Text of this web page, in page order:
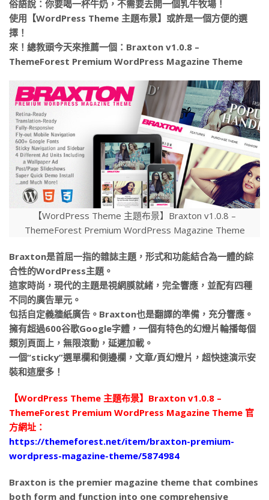
俗語說：你要喝一杯牛奶，不需要去開一個乳牛牧場！
使用【WordPress Theme 主題布景】或許是一個方便的選
擇！
來！總教頭今天來推薦一個：Braxton v1.0.8 –
ThemeForest Premium WordPress Magazine Theme
【WordPress Theme 主題布景】Braxton v1.0.8 –
ThemeForest Premium WordPress Magazine Theme
Braxton是首屈一指的雜誌主題，形式和功能結合為一體的綜
合性的WordPress主題。
這家時尚，現代的主題是視網膜就緒，完全響應，並配有四種
不同的廣告單元。
包括自定義牆紙廣告。Braxton也是翻譯的準備，充分響應。
擁有超過600谷歌Google字體，一個有特色的幻燈片輪播每個
類別頁面上，無限滾動，延遲加載。
一個“sticky”選單欄和側邊欄，文章/頁幻燈片，超快速演示安
裝和這麼多！
【WordPress Theme 主題布景】Braxton v1.0.8 –
ThemeForest Premium WordPress Magazine Theme 官
方網址：
https://themeforest.net/item/braxton-premium-
wordpress-magazine-theme/5874984
Braxton is the premier magazine theme that combines
both form and function into one comprehensive